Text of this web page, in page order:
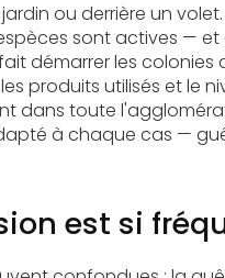
ou derrière un
sont actives — et
démarrer les colonies
produits utilisés et le
dans toute
à chaque cas —
est si